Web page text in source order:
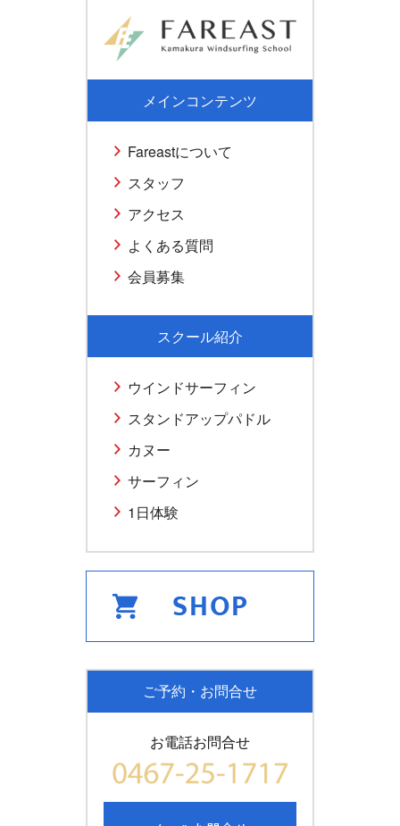
メインコンテンツ
Fareastについて
スタッフ
アクセス
よくある質問
会員募集
スクール紹介
ウインドサーフィン
スタンドアップパドル
カヌー
サーフィン
1日体験
ご予約・お問合せ
お電話お問合せ